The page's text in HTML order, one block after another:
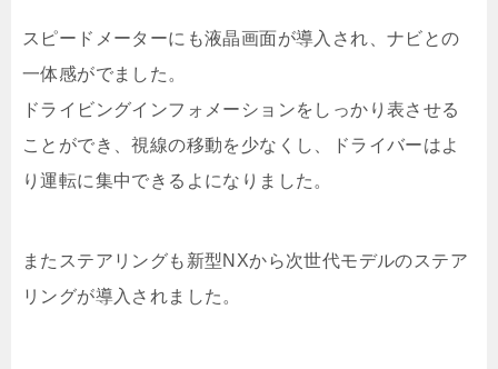
スピードメーターにも液晶画面が導入され、ナビとの
一体感がでました。
ドライビングインフォメーションをしっかり表させる
ことができ、視線の移動を少なくし、ドライバーはよ
り運転に集中できるよになりました。
またステアリングも新型NXから次世代モデルのステア
リングが導入されました。